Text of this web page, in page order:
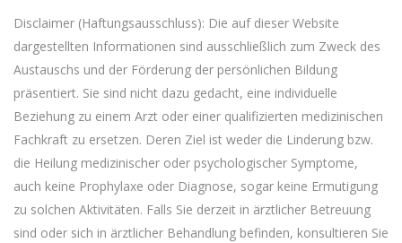
Disclaimer (Haftungsausschluss): Die auf dieser Website
dargestellten Informationen sind ausschließlich zum Zweck des
Austauschs und der Förderung der persönlichen Bildung
präsentiert. Sie sind nicht dazu gedacht, eine individuelle
Beziehung zu einem Arzt oder einer qualifizierten medizinischen
Fachkraft zu ersetzen. Deren Ziel ist weder die Linderung bzw.
die Heilung medizinischer oder psychologischer Symptome,
auch keine Prophylaxe oder Diagnose, sogar keine Ermutigung
zu solchen Aktivitäten. Falls Sie derzeit in ärztlicher Betreuung
sind oder sich in ärztlicher Behandlung befinden, konsultieren Sie